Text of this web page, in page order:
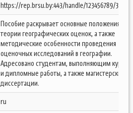
https://rep.brsu.by:443/handle/123456789/3149
Пособие раскрывает основные положения
теории географических оценок, а также
методические особенности проведения
оценочных исследований в географии.
Адресовано студентам, выполняющим
и дипломные работы, а также магистерские
диссертации.
ru